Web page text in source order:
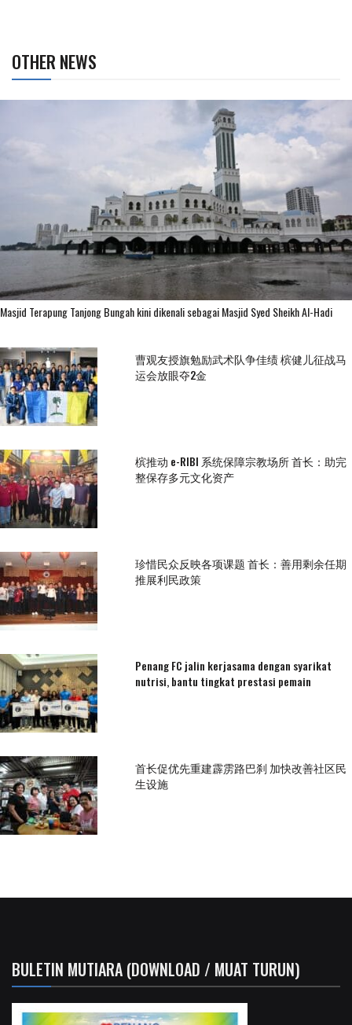
OTHER NEWS
Masjid Terapung Tanjong Bungah kini dikenali sebagai Masjid Syed Sheikh Al-Hadi
曹观友授旗勉励武术队争佳绩 槟健儿征战马
运会放眼夺2金
槟推动 e-RIBI 系统保障宗教场所 首长：助完
整保存多元文化资产
珍惜民众反映各项课题 首长：善用剩余任期
推展利民政策
Penang FC jalin kerjasama dengan syarikat
nutrisi, bantu tingkat prestasi pemain
首长促优先重建霹雳路巴刹 加快改善社区民
生设施
BULETIN MUTIARA (DOWNLOAD / MUAT TURUN)